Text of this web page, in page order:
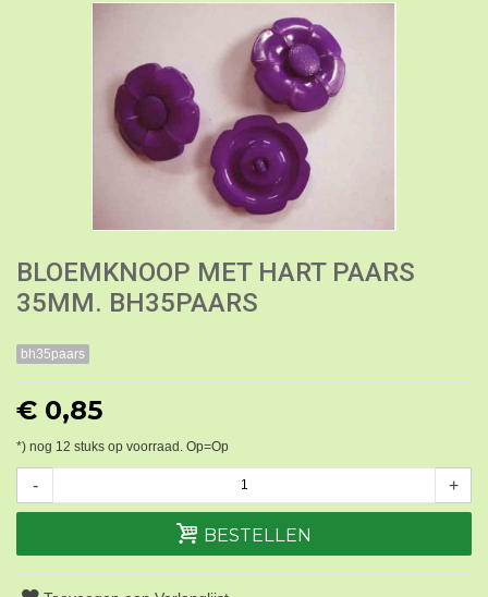
BLOEMKNOOP MET HART PAARS
35MM. BH35PAARS
bh35paars
€ 0,85
*) nog 12 stuks op voorraad. Op=Op
- +
BESTELLEN